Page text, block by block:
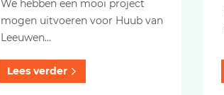
We hebben een mooi project
mogen uitvoeren voor Huub van
Leeuwen…
Lees verder